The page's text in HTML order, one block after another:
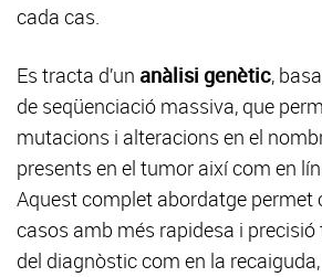
cada cas.
Es tracta d’un anàlisi genètic,
de seqüenciació massiva, que
mutacions i alteracions en el
presents en el tumor així com en
Aquest complet abordatge permet
casos amb més rapidesa i
del diagnòstic com en la